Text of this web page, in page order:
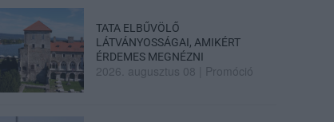
TATA ELBŰVÖLŐ
LÁTVÁNYOSSÁGAI, AMIKÉRT
ÉRDEMES MEGNÉZNI
2026. augusztus 08 Promóció